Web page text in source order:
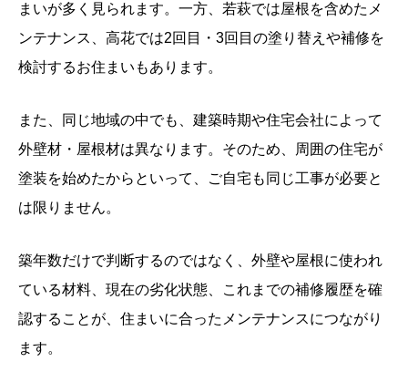
まいが多く見られます。一方、若萩では屋根を含めたメ
ンテナンス、高花では2回目・3回目の塗り替えや補修を
検討するお住まいもあります。
また、同じ地域の中でも、建築時期や住宅会社によって
外壁材・屋根材は異なります。そのため、周囲の住宅が
塗装を始めたからといって、ご自宅も同じ工事が必要と
は限りません。
築年数だけで判断するのではなく、外壁や屋根に使われ
ている材料、現在の劣化状態、これまでの補修履歴を確
認することが、住まいに合ったメンテナンスにつながり
ます。